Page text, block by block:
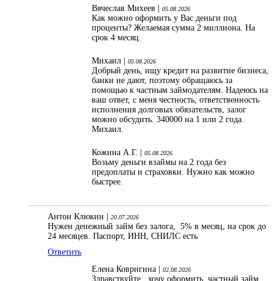
Вячеслав Михеев | 05.08.2026
Как можно оформить у Вас деньги под
проценты? Желаемая сумма 2 миллиона. На
срок 4 месяц.
Михаил | 05.08.2026
Добрый день, ищу кредит на развитие бизнеса,
банки не дают, поэтому обращаюсь за
помощью к частным займодателям. Надеюсь на
ваш ответ, с меня честность, ответственность
исполнения долговых обязательств, залог
можно обсудить. 340000 на 1 или 2 года.
Михаил.
Кожина А.Г. | 05.08.2026
Возьму деньги взаймы на 2 года без
предоплаты и страховки. Нужно как можно
быстрее.
Антон Клюкин | 20.07.2026
Нужен денежный займ без залога, 5% в месяц, на срок до
24 месяцев. Паспорт, ИНН, СНИЛС есть
Ответить
Елена Ковригина |
02.08.2026
Здравствуйте, хочу оформить частный займ,